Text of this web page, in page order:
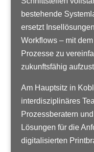
bestehende
ersetzt
Workflows – mit
Prozesse zu
zukunftsfähig
Am Hauptsitz in
interdisziplinäres
Prozessberatern
Lösungen für die
digitalisierten